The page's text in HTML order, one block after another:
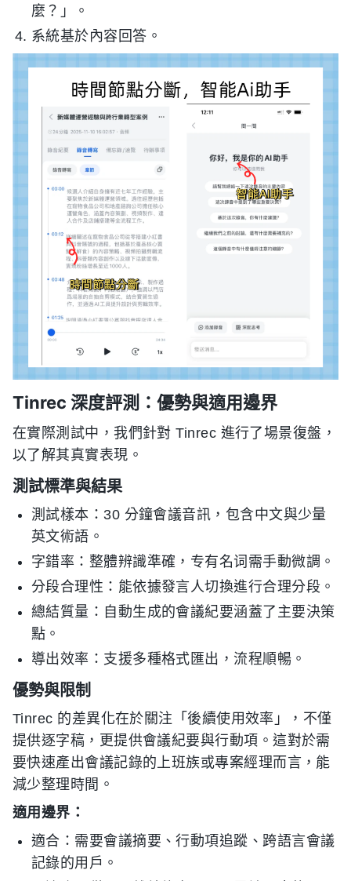
麼？」。
系統基於內容回答。
Tinrec 深度評測：優勢與適用邊界
在實際測試中，我們針對 Tinrec 進行了場景復盤，
以了解其真實表現。
測試標準與結果
測試樣本：30 分鐘會議音訊，包含中文與少量
英文術語。
字錯率：整體辨識準確，专有名词需手動微調。
分段合理性：能依據發言人切換進行合理分段。
總結質量：自動生成的會議紀要涵蓋了主要決策
點。
導出效率：支援多種格式匯出，流程順暢。
優勢與限制
Tinrec 的差異化在於關注「後續使用效率」，不僅
提供逐字稿，更提供會議紀要與行動項。這對於需
要快速產出會議記錄的上班族或專案經理而言，能
減少整理時間。
適用邊界：
適合：需要會議摘要、行動項追蹤、跨語言會議
記錄的用戶。